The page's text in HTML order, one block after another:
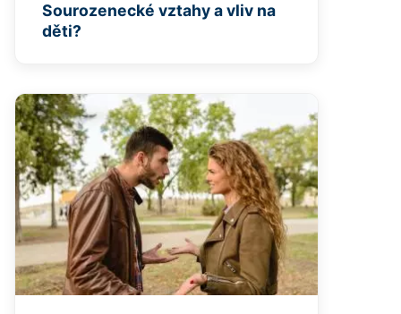
Sourozenecké vztahy a vliv na
děti?